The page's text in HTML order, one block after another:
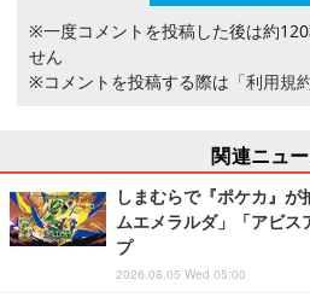
※一度コメントを投稿した後は約
せん
※コメントを投稿する際は 「利用規
関連ニュ
しまむらで『ポケカ』
ムエメラルダ」「アビス
プ
2026.08.05 Wed 05:00